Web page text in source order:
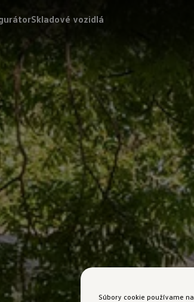
Skladové vozidlá
Súbory cookie používame